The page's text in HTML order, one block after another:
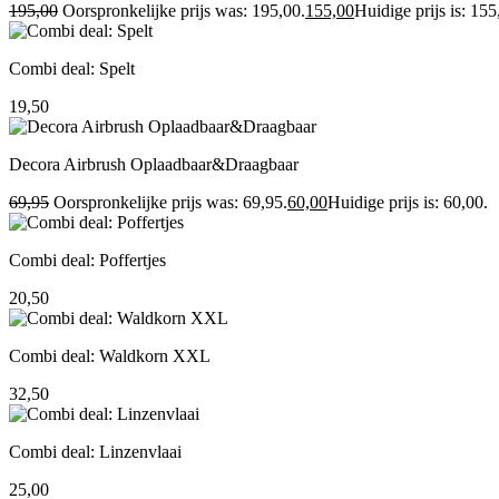
195,00 Oorspronkelijke prijs was: 195,00.155,00Huidige prijs is:
Combi deal: Spelt
19,50
Decora Airbrush Oplaadbaar&Draagbaar
69,95 Oorspronkelijke prijs was: 69,95.60,00Huidige prijs is: 60,00.
Combi deal: Poffertjes
20,50
Combi deal: Waldkorn XXL
32,50
Combi deal: Linzenvlaai
25,00